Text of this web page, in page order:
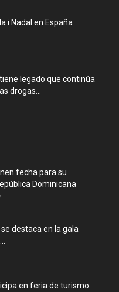
i Nadal en España
legado que continúa
drogas...
fecha para su
Dominicana
destaca en la gala
en feria de turismo